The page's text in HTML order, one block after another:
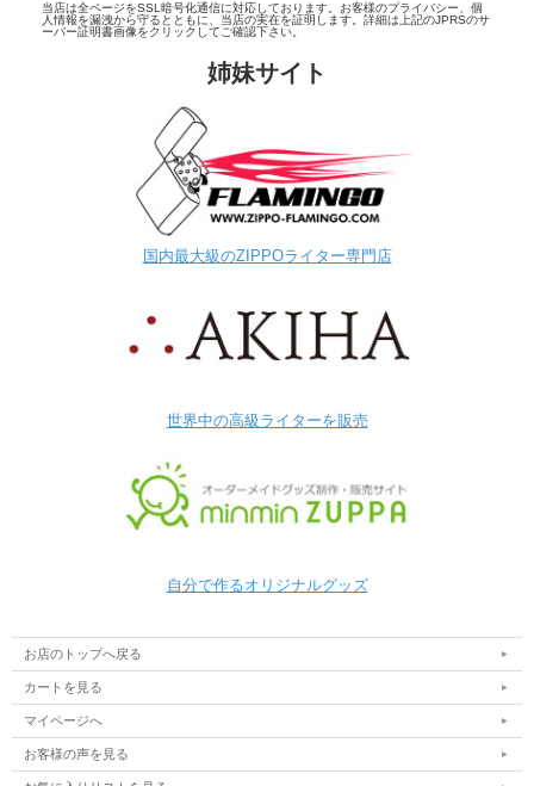
当店は全ページをSSL暗号化通信に対応しております。お客様のプライバシー、個
人情報を漏洩から守るとともに、当店の実在を証明します。詳細は上記のJPRSのサ
ーバー証明書画像をクリックしてご確認下さい。
姉妹サイト
国内最大級のZIPPOライター専門店
世界中の高級ライターを販売
自分で作るオリジナルグッズ
お店のトップへ戻る
カートを見る
マイページへ
お客様の声を見る